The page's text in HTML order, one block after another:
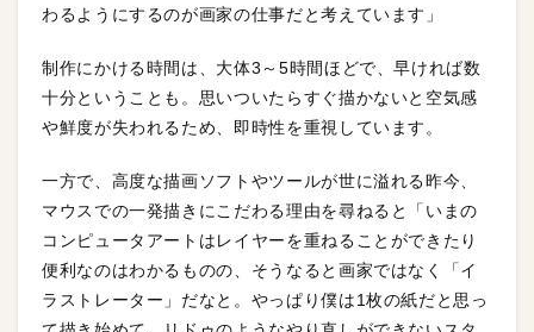
わるようにするのが画家の仕事だと考えています」
制作にかける時間は、大体3～5時間ほどで、早ければ数
十分ということも。思いついたらすぐ描かないと空気感
や鮮度が失われるため、即時性を重視しています。
一方で、高度な描画ソフトやツールが世に溢れる昨今、
マウスでの一発描きにこだわる理由を尋ねると「いまの
コンピュータアートはレイヤーを重ねることができたり
便利なのはわかるものの、そうなると画家ではなく「イ
ラストレーター」だなと。やっぱり僕は1枚の紙だと思っ